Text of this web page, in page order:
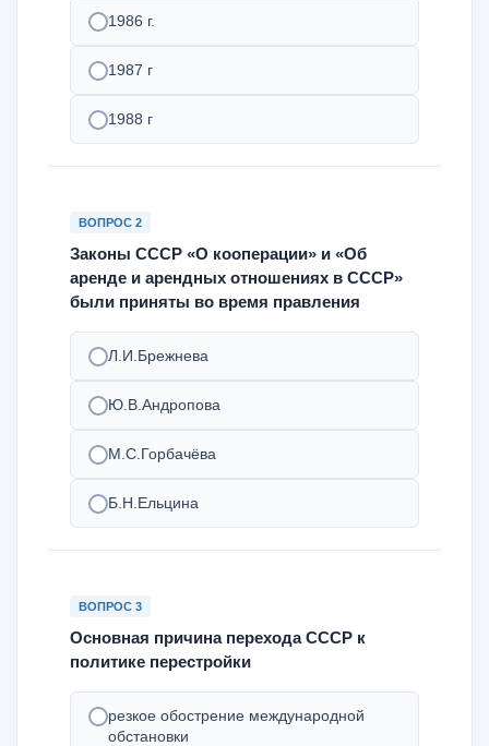
1986 г.
1987 г
1988 г
ВОПРОС 2
Законы СССР «О кооперации» и «Об
аренде и арендных отношениях в СССР»
были приняты во время правления
Л.И.Брежнева
Ю.В.Андропова
М.С.Горбачёва
Б.Н.Ельцина
ВОПРОС 3
Основная причина перехода СССР к
политике перестройки
резкое обострение международной
обстановки